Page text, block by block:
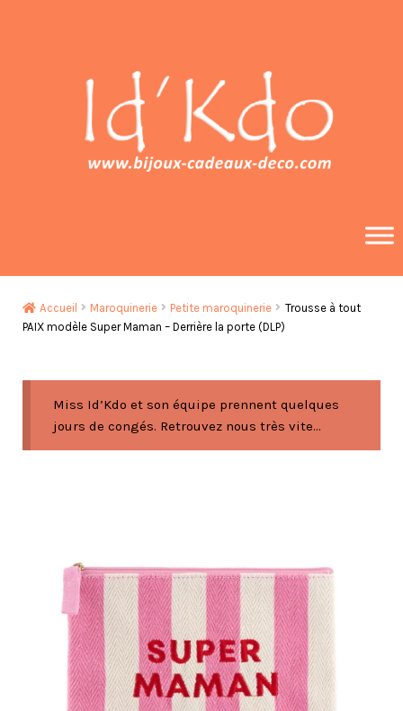
Accueil Maroquinerie Petite maroquinerie
Trousse à tout
PAIX modèle Super Maman – Derrière la porte (DLP)
Miss Id’Kdo et son équipe prennent quelques
jours de congés. Retrouvez nous très vite...